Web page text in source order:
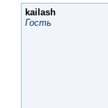
kailash
Гость